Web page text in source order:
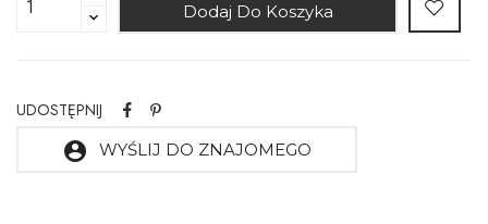
Dodaj Do Koszyka
UDOSTĘPNIJ
account_circle WYŚLIJ DO ZNAJOMEGO